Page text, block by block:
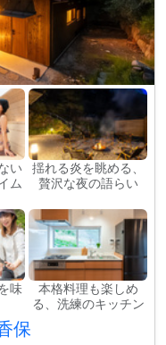
い
ム
揺れる炎を眺める、
贅沢な夜の語らい
味
本格料理も楽しめ
る、洗練のキッチン
保